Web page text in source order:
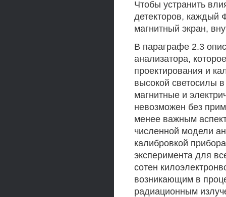
Чтобы устранить
детекторов,
магнитный экран,
В параграфе 2.3
анализатора,
проектирования и
высокой светосилы
магнитные и
невозможен без
менее важным
численной модели
калибровкой
эксперимента для
сотен
возникающим в
радиационным